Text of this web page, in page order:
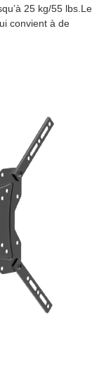
25 kg/55 lbs.Le
convient à de